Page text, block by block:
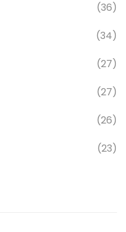
(36)
(34)
(27)
(27)
(26)
(23)